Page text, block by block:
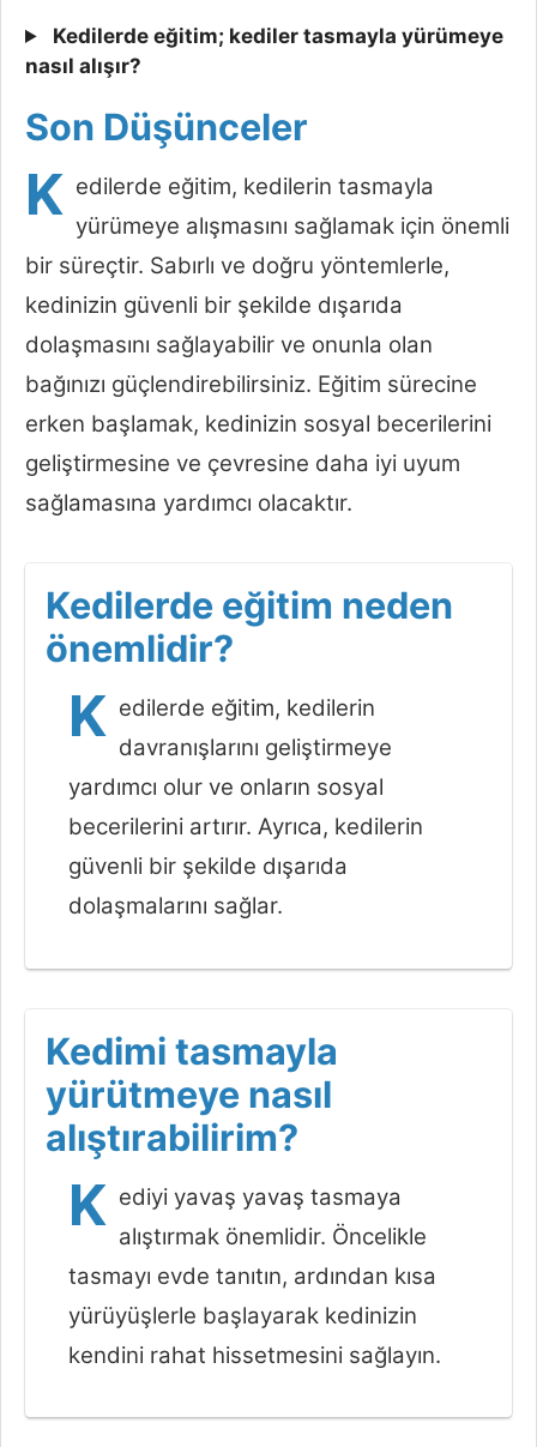
Kedilerde eğitim; kediler tasmayla yürümeye
nasıl alışır?
Son Düşünceler
K edilerde eğitim, kedilerin tasmayla
yürümeye alışmasını sağlamak için önemli
bir süreçtir. Sabırlı ve doğru yöntemlerle,
kedinizin güvenli bir şekilde dışarıda
dolaşmasını sağlayabilir ve onunla olan
bağınızı güçlendirebilirsiniz. Eğitim sürecine
erken başlamak, kedinizin sosyal becerilerini
geliştirmesine ve çevresine daha iyi uyum
sağlamasına yardımcı olacaktır.
Kedilerde eğitim neden
önemlidir?
K edilerde eğitim, kedilerin
davranışlarını geliştirmeye
yardımcı olur ve onların sosyal
becerilerini artırır. Ayrıca, kedilerin
güvenli bir şekilde dışarıda
dolaşmalarını sağlar.
Kedimi tasmayla
yürütmeye nasıl
alıştırabilirim?
K ediyi yavaş yavaş tasmaya
alıştırmak önemlidir. Öncelikle
tasmayı evde tanıtın, ardından kısa
yürüyüşlerle başlayarak kedinizin
kendini rahat hissetmesini sağlayın.